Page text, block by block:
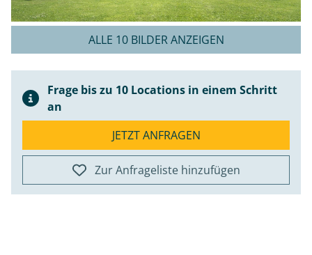
ALLE 10 BILDER ANZEIGEN
Frage bis zu 10 Locations in einem Schritt
an
JETZT ANFRAGEN
Zur Anfrageliste hinzufügen